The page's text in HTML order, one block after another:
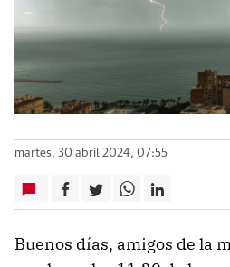
martes, 30 abril 2024, 07:55
Buenos días, amigos de la